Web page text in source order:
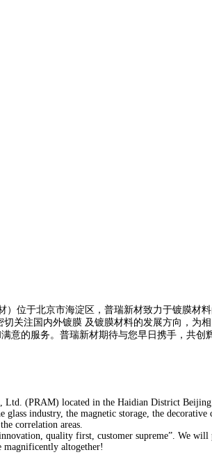
位于北京市海淀区，普瑞新材致力于镀膜材
关注国内外镀膜 及镀膜材料的发展方向，为
意的服务。普瑞新材期待与您早日携手，共创
(PRAM) located in the Haidian District
industry, the magnetic storage, the
correlation areas.
quality first, customer supreme”. We
magnificently altogether!